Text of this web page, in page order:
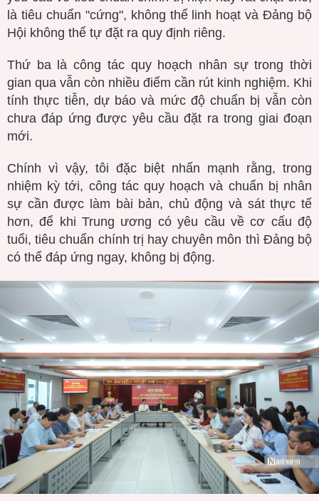
là tiêu chuẩn "cứng", không thể linh hoạt và Đảng bộ
Hội không thể tự đặt ra quy định riêng.
Thứ ba là công tác quy hoạch nhân sự trong thời
gian qua vẫn còn nhiều điểm cần rút kinh nghiệm. Khi
tính thực tiễn, dự báo và mức độ chuẩn bị vẫn còn
chưa đáp ứng được yêu cầu đặt ra trong giai đoạn
mới.
Chính vì vậy, tôi đặc biệt nhấn mạnh rằng, trong
nhiệm kỳ tới, công tác quy hoạch và chuẩn bị nhân
sự cần được làm bài bản, chủ động và sát thực tế
hơn, để khi Trung ương có yêu cầu về cơ cấu độ
tuổi, tiêu chuẩn chính trị hay chuyên môn thì Đảng bộ
có thể đáp ứng ngay, không bị động.